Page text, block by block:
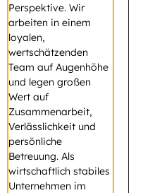
Perspektive. Wir
arbeiten in einem
loyalen,
wertschätzenden
Team auf Augenhöhe
und legen großen
Wert auf
Zusammenarbeit,
Verlässlichkeit und
persönliche
Betreuung. Als
wirtschaftlich stabiles
Unternehmen im